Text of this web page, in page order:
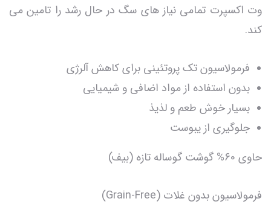
وت اکسپرت تمامی نیاز های سگ در حال رشد را تامین می
کند.
فرمولاسیون تک پروتئینی برای کاهش آلرژی
بدون استفاده از مواد اضافی و شیمیایی
بسیار خوش طعم و لذیذ
جلوگیری از یبوست
حاوی 60% گوشت گوساله تازه (بیف)
فرمولاسیون بدون غلات (Grain-Free)